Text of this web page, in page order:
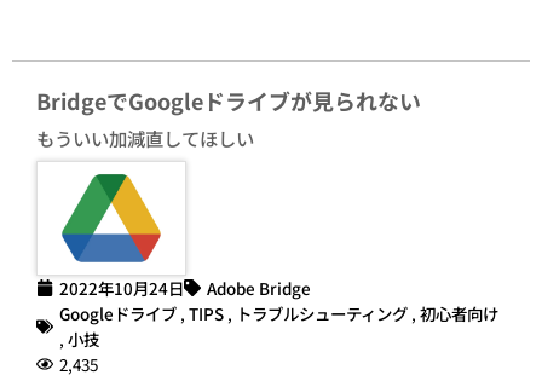
BridgeでGoogleドライブが見られない
もういい加減直してほしい
2022年10月24日
Adobe Bridge
Googleドライブ , TIPS , トラブルシューティング , 初心者向け
, 小技
2,435